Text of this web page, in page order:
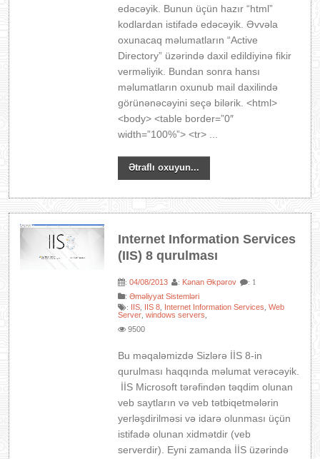
edəcəyik. Bunun üçün hazır “html”
kodlardan istifadə edəcəyik. Əvvəla
oxunacaq məlumatların “Active
Directory” üzərində daxil edildiyinə fikir
verməliyik. Bundan sonra hansı
məlumatların oxunub mail daxilində
görünənəcəyini seçə bilərik. <html>
<body> <table border=”0″
width=”100%”> <tr> ...
Ətraflı oxuyun...
Internet Information Services
(IIS) 8 qurulması
:04/08/2013 : Kənan Əkpərov : 1
:Əməliyyat Sistemləri
: IIS IIS 8 Internet Information Services ,Web
Server ,windows servers
9500
Bu məqaləmizdə Sizlərə İİS 8-in
qurulması haqqında məlumat verəcəyik.
İİS Microsoft tərəfindən təqdim olunan
veb saytların və veb tətbiqetmələrin
yerləşdirilməsi və idarə olunması üçün
istifadə olunan xidmətdir (veb
serverdir). Eyni zamanda İİS üzərində